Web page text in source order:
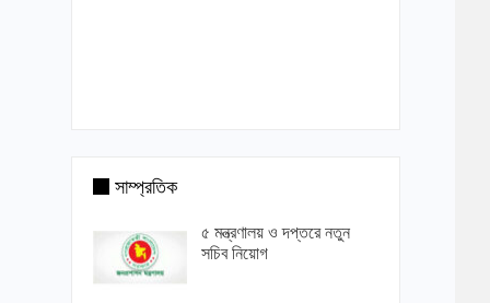
সাম্প্রতিক
৫ মন্ত্রণালয় ও দপ্তরে নতুন
সচিব নিয়োগ